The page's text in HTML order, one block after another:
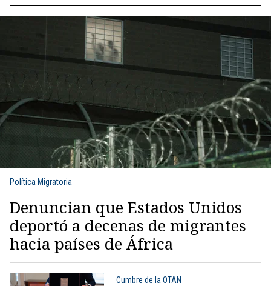
Política Migratoria
Denuncian que Estados Unidos
deportó a decenas de migrantes
hacia países de África
Cumbre de la OTAN